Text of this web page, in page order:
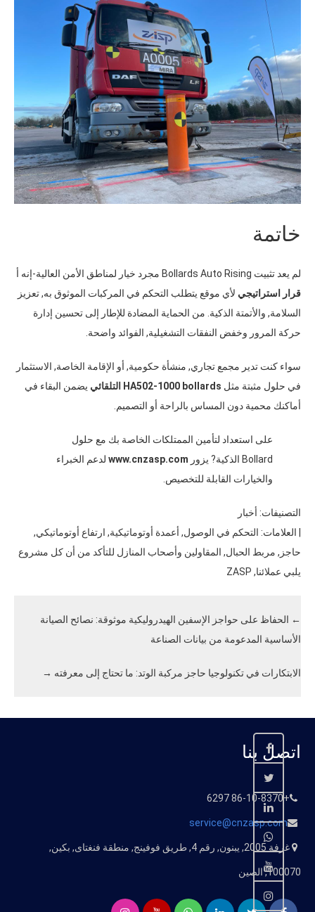
خاتمة
لم يعد تثبيت Bollards Auto Rising مجرد خيار لمناطق الأمن العالية-إنه أ
قرار استراتيجي لأي موقع يتطلب التحكم في المركبات الموثوق به,تعزيز
السلامة, والأتمتة الذكية من الحماية المضادة للإطار إلى تحسين إدارة
حركة المرور وخفض النفقات التشغيلية, الفوائد واضحة
سواء كنت تدير مجمع تجاري, منشأة حكومية, أو الإقامة الخاصة, الاستثمار
في حلول مثبتة مثل HA502-1000 bollards التلقائي
يضمن البقاء في
أماكنك محمية دون المساس بالراحة أو التصميم
على استعداد لتأمين الممتلكات الخاصة بك مع حلول
Bollard الذكية
? يزور www.cnzasp.com لدعم الخبراء
والخيارات القابلة للتخصيص
التصنيفات: أخبار
العلامات: التحكم في الوصول, أعمدة أوتوماتيكية, ارتفاع أوتوماتيكي,
حاجز , مربط الحبال, المقاولين وأصحاب المنازل للتأكد من أن كل مشروع
يلبي عملائنا,
ZASP
← الحفاظ على حواجز الإسفين الهيدروليكية موثوقة: نصائح الصيانة
الأساسية المدعومة من بيانات الصناعة
الابتكارات في تكنولوجيا حاجز مركبة الوتد: ما تحتاج إلى معرفته →
اتصل بنا
+86-10-8370 6297
service@cnzasp.com
غرفة يبنون, رقم طريق فوفينج, منطقة فنغتاى, بكين,
100070, الصين